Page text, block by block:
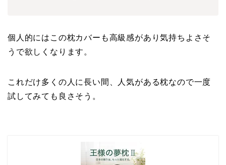
個人的にはこの枕カバーも高級感があり気持ちよさそ
うで欲しくなります。
これだけ多くの人に長い間、人気がある枕なので一度
試してみても良さそう。